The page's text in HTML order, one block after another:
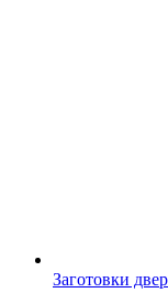
Заготовки